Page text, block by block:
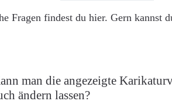
Fragen findest du hier. Gern kannst
man die angezeigte
ändern lassen?